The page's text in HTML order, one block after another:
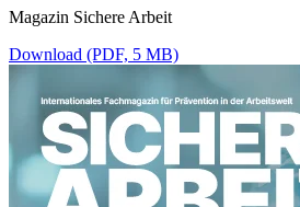
Magazin Sichere Arbeit
Download (PDF, 5 MB)